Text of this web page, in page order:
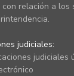
relación a los
judiciales:
judiciales